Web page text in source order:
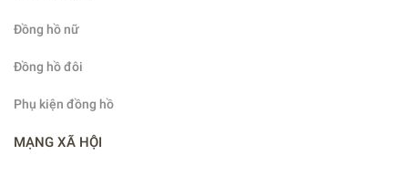
Đồng hồ nữ
Đồng hồ đôi
Phụ kiện đồng hồ
MẠNG XÃ HỘI